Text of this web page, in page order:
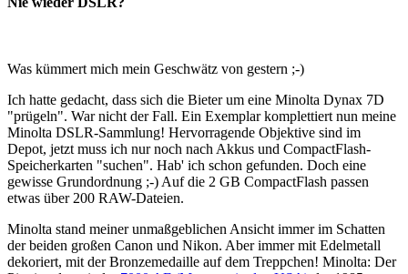
Was kümmert mich mein Geschwätz von gestern ;-)
Ich hatte gedacht, dass sich die Bieter um eine Minolta Dynax 7D
"prügeln". War nicht der Fall. Ein Exemplar komplettiert nun meine
Minolta DSLR-Sammlung! Hervorragende Objektive sind im
Depot, jetzt muss ich nur noch nach Akkus und CompactFlash-
Speicherkarten "suchen". Hab' ich schon gefunden. Doch eine
gewisse Grundordnung ;-) Auf die 2 GB CompactFlash passen
etwas über 200 RAW-Dateien.
Minolta stand meiner unmaßgeblichen Ansicht immer im Schatten
der beiden großen Canon und Nikon. Aber immer mit Edelmetall
dekoriert, mit der Bronzemedaille auf dem Treppchen! Minolta: Der